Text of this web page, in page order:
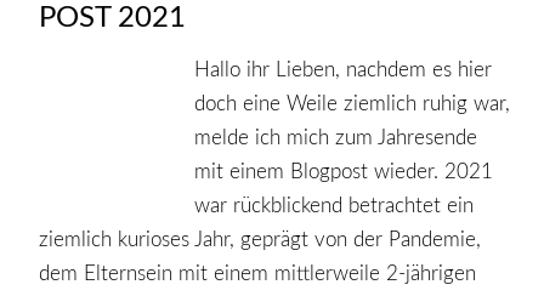
POST 2021
Hallo ihr Lieben, nachdem es hier
doch eine Weile ziemlich ruhig war,
melde ich mich zum Jahresende
mit einem Blogpost wieder. 2021
war rückblickend betrachtet ein
ziemlich kurioses Jahr, geprägt von der Pandemie,
dem Elternsein mit einem mittlerweile 2-jährigen